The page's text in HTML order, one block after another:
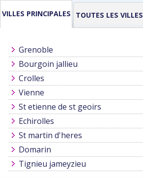
INFORMATIONS
VILLES PRINCIPALES TOUTES LES VILLES
Grenoble
Bourgoin jallieu
Crolles
Vienne
St etienne de st geoirs
Echirolles
St martin d'heres
Domarin
Tignieu jameyzieu